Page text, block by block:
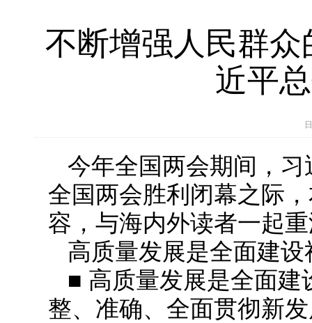
不断增强人民群
近平
今年全国两会期间，习
全国两会胜利闭幕之际
容，与海内外读者一起
高质量发展是全面建
■ 高质量发展是全面
整、准确、全面贯彻新